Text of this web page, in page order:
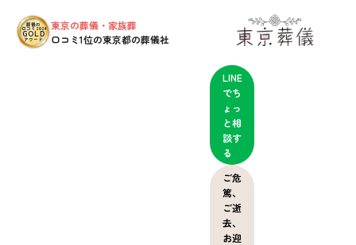
葬儀の
口コミ2024
GOLD
アワード
東京の葬儀・家族葬
口コミ1位の東京都の葬儀社
LINE
でち
ょっ
と相
談す
る
ご危
篤、
ご逝
去、
お迎